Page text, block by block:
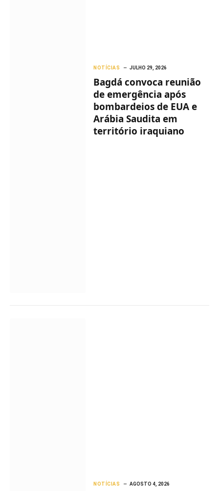
NOTÍCIAS JULHO 29, 2026
Bagdá convoca reunião
de emergência após
bombardeios de EUA e
Arábia Saudita em
território iraquiano
NOTÍCIAS AGOSTO 4, 2026